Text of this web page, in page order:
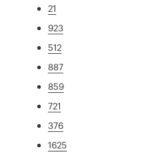
21
923
512
887
859
721
376
1625